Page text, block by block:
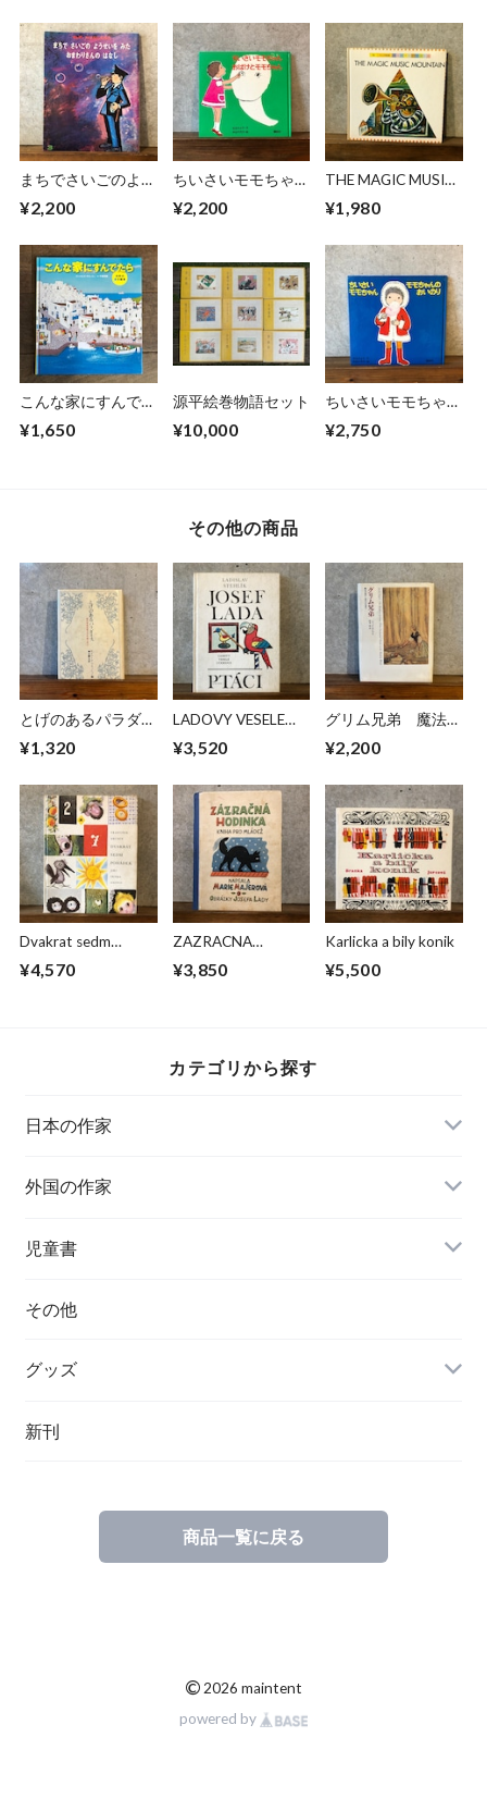
まちでさいごのよう
さんのはなし
¥2,200
ちいさいモモちゃ
ゃん
¥2,200
THE MAGIC MUSIC
¥1,980
こんな家にすんでた
¥1,650
源平絵巻物語セット
¥10,000
ちいさいモモちゃ
いのり
¥2,750
その他の商品
とげのあるパラダイ
¥1,320
LADOVY VESELE
¥3,520
グリム兄弟 魔法の
¥2,200
Dvakrat sedm
¥4,570
ZAZRACNA
¥3,850
Karlicka a bily konik
¥5,500
カテゴリから探す
日本の作家
外国の作家
チェコ
ハンガリー
その他
ポーランド
児童書
その他
グッズ
新刊
商品一覧に戻る
© 2026 maintent
powered by